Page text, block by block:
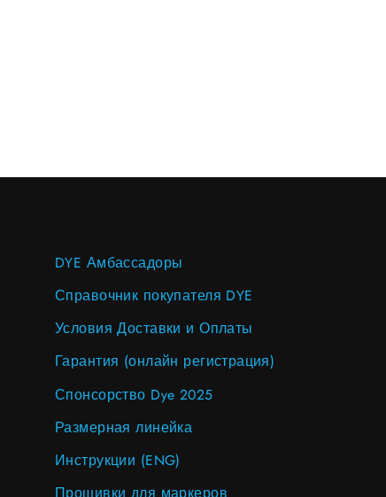
DYE Амбассадоры
Справочник покупателя DYE
Условия Доставки и Оплаты
Гарантия (онлайн регистрация)
Спонсорство Dye 2025
Размерная линейка
Инструкции (ENG)